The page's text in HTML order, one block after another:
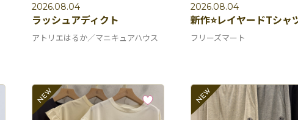
2026.08.04
ラッシュアディクト
アトリエはるか／マニキュアハウス
2026.08.04
新作⭐️レイヤードTシャ
フリーズマート